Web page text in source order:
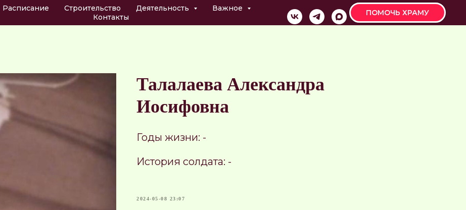
Расписание Строительство Деятельность
Важное
Контакты
ПОМОЧЬ ХРАМУ
Талалаева Александра
Иосифовна
Годы жизни: -
История солдата: -
2024-05-08 23:07